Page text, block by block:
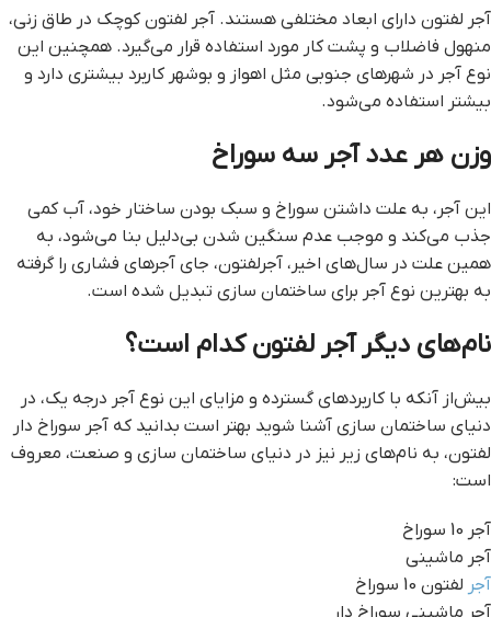
آجر لفتون دارای ابعاد مختلفی هستند. آجر لفتون کوچک در طاق زنی،
منهول فاضلاب و پشت کار مورد استفاده قرار می‌گیرد. همچنین این
نوع آجر در شهرهای جنوبی مثل اهواز و بوشهر کاربرد بیشتری دارد و
بیشتر استفاده می‌شود.
وزن هر عدد آجر سه سوراخ
این آجر، به علت داشتن سوراخ و سبک بودن ساختار خود، آب کمی
جذب می‌کند و موجب عدم سنگین شدن بی‌دلیل بنا می‌شود، به
همین علت در سال‌های اخیر، آجرلفتون، جای آجر‌های فشاری را گرفته
به بهترین نوع آجر برای ساختمان سازی تبدیل شده است.
نام‌های دیگر آجر لفتون کدام است؟
بیش‌از آنکه با کاربردهای گسترده و مزایای این نوع آجر درجه یک، در
دنیای ساختمان سازی آشنا شوید بهتر است بدانید که آجر سوراخ دار
لفتون، به نام‌های زیر نیز در دنیای ساختمان سازی و صنعت، معروف
است:
آجر 10 سوراخ
آجر ماشینی
آجر لفتون 10 سوراخ
آجر ماشینی سوراخ دار